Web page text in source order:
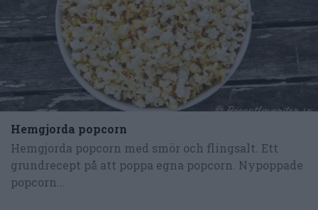
Hemgjorda popcorn
Hemgjorda popcorn med smör och flingsalt. Ett
grundrecept på att poppa egna popcorn. Nypoppade
popcorn...